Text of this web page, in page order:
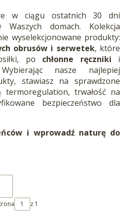
w ciągu ostatnich 30 dni
Waszych domach. Kolekcja
wyselekcjonowane produkty:
obrusów i serwetek, które
po chłonne ręczniki i
nasze najlepiej
stawiasz na sprawdzone
termoregulation, trwałość na
bezpieczeństwo dla
i wprowadź naturę do
z 1